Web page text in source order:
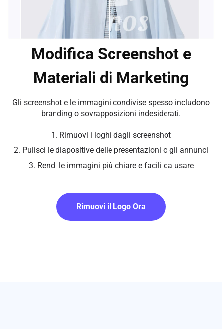
Modifica Screenshot e
Materiali di Marketing
Gli screenshot e le immagini condivise spesso includono
branding o sovrapposizioni indesiderati.
1. Rimuovi i loghi dagli screenshot
2. Pulisci le diapositive delle presentazioni o gli annunci
3. Rendi le immagini più chiare e facili da usare
Rimuovi il Logo Ora